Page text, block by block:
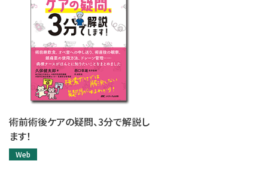
術前術後ケアの疑問、3分で解説し
ます！
Web